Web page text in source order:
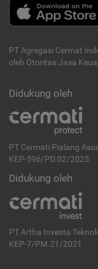
PT Agregasi Cermat
oleh Otoritas Jasa
Didukung oleh
PT Cermati Pialang
KEP-596/PD.02/2025
Didukung oleh
PT Artha Investa
KEP-7/PM.21/2021